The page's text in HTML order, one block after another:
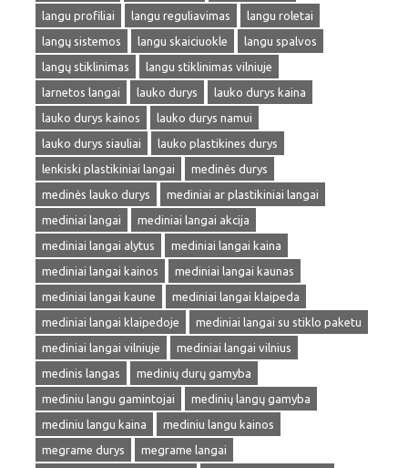
langu profiliai
langu reguliavimas
langu roletai
langų sistemos
langu skaiciuokle
langu spalvos
langų stiklinimas
langu stiklinimas vilniuje
larnetos langai
lauko durys
lauko durys kaina
lauko durys kainos
lauko durys namui
lauko durys siauliai
lauko plastikines durys
lenkiski plastikiniai langai
medinės durys
medinės lauko durys
mediniai ar plastikiniai langai
mediniai langai
mediniai langai akcija
mediniai langai alytus
mediniai langai kaina
mediniai langai kainos
mediniai langai kaunas
mediniai langai kaune
mediniai langai klaipeda
mediniai langai klaipedoje
mediniai langai su stiklo paketu
mediniai langai vilniuje
mediniai langai vilnius
medinis langas
medinių durų gamyba
mediniu langu gamintojai
medinių langų gamyba
mediniu langu kaina
mediniu langu kainos
megrame durys
megrame langai